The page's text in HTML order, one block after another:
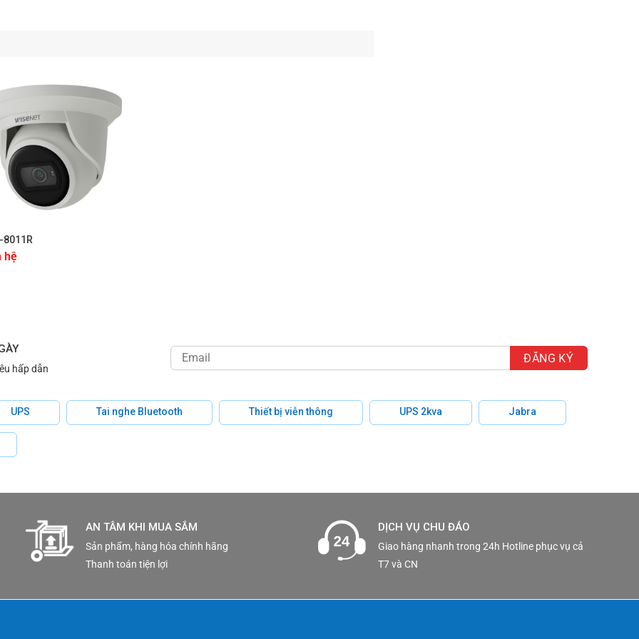
ý với khả năng giám sát toàn diện, độ phân giải cao, và tính năng
hay yếu, ban ngày hay ban đêm, camera này sẽ mang đến cho
để bảo vệ và quản lý môi trường của bạn một cách hiệu quả.
số kỹ thuật
TẾ NAM VIỆT 87/72A Nguyễn Sỹ Sách, Phường 15, Quận Tân Bình,
8011R
hệ
hấp dẫn
UPS Tai nghe Bluetooth Thiết bị viễn thông UPS 2kva Jabra
AN TÂM KHI MUA SẮM
Sản phẩm, hàng hóa chính hãng
Thanh toán tiện lợi
DỊCH VỤ CHU ĐÁO
Giao hàng nhanh trong 24h Hotline phục vụ cả
T7 và CN